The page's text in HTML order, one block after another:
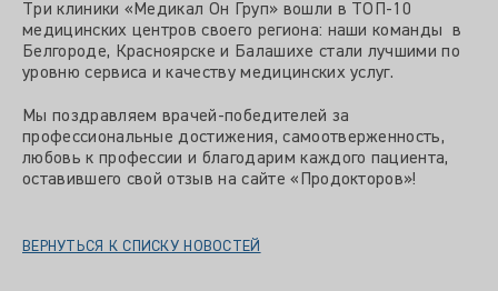
Три клиники «Медикал Он Груп» вошли в ТОП-10
медицинских центров своего региона: наши команды в
Белгороде, Красноярске и Балашихе стали лучшими по
уровню сервиса и качеству медицинских услуг.
Мы поздравляем врачей-победителей за
профессиональные достижения, самоотверженность,
любовь к профессии и благодарим каждого пациента,
оставившего свой отзыв на сайте «Продокторов»!
ВЕРНУТЬСЯ К СПИСКУ НОВОСТЕЙ